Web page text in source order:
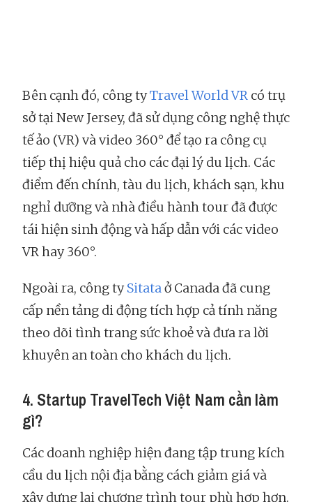
Bên cạnh đó, công tyTravel World VR có trụ
sở tại New Jersey, đã sử dụng công nghệ thực
tế ảo (VR) và video 360° để tạo ra công cụ
tiếp thị hiệu quả cho các đại lý du lịch. Các
điểm đến chính, tàu du lịch, khách sạn, khu
nghỉ dưỡng và nhà điều hành tour đã được
tái hiện sinh động và hấp dẫn với các video
VR hay 360°.
Ngoài ra, công tySitataở Canada đã cung
cấp nền tảng di động tích hợp cả tính năng
theo dõi tình trang sức khoẻ và đưa ra lời
khuyên an toàn cho khách du lịch.
4. Startup TravelTech Việt Nam cần làm
gì?
Các doanh nghiệp hiện đang tập trung kích
cầu du lịch nội địa bằng cách giảm giá và
xây dựng lại chương trình tour phù hợp hơn.